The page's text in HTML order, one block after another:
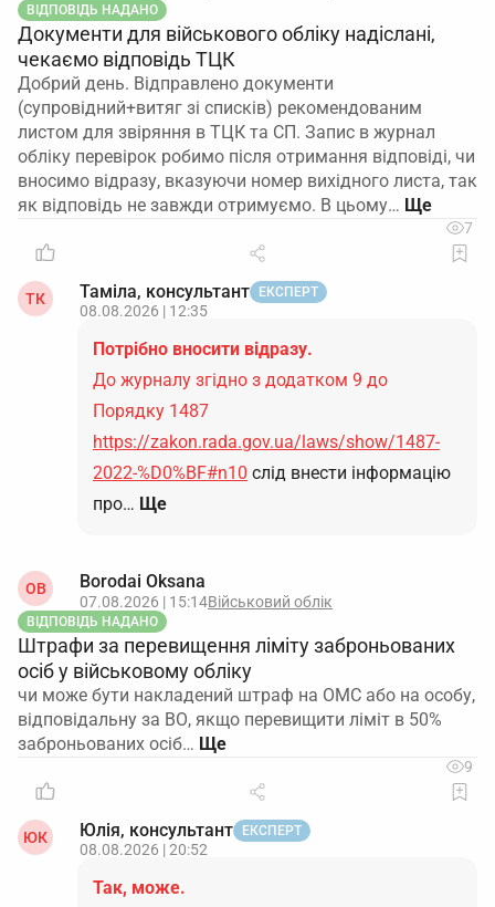
ВІДПОВІДЬ НАДАНО
Документи для військового обліку надіслані,
чекаємо відповідь ТЦК
Добрий день. Відправлено документи
(супровідний+витяг зі списків) рекомендованим
листом для звіряння в ТЦК та СП. Запис в журнал
обліку перевірок робимо після отримання відповіді, чи
вносимо відразу, вказуючи номер вихідного листа, так
як відповідь не завжди отримуємо. В цьому…
7
ТК Таміла, консультант ЕКСПЕРТ
08.08.2026 | 12:35
Потрібно вносити відразу.
До журналу згідно з додатком 9 до
Порядку 1487
https://zakon.rada.gov.ua/laws/show/1487-
2022-%D0%BF#n10 слід внести інформацію
про… Ще
OB Borodai Oksana
07.08.2026 | 15:14Військовий облік
ВІДПОВІДЬ НАДАНО
Штрафи за перевищення ліміту заброньованих
осіб у військовому обліку
чи може бути накладений штраф на ОМС або на особу,
відповідальну за ВО, якщо перевищити ліміт в 50%
заброньованих осіб…
9
ЮК Юлія, консультант ЕКСПЕРТ
08.08.2026 | 20:52
Так, може.